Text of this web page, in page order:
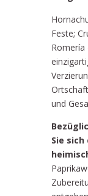
Feste;
Romería
und
Sie